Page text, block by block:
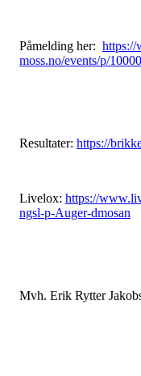
Påmelding her:
moss.no/events/p/
Resultater: https://
Livelox: https://
ngsl-p-Auger-dmosan
Mvh. Erik Rytter